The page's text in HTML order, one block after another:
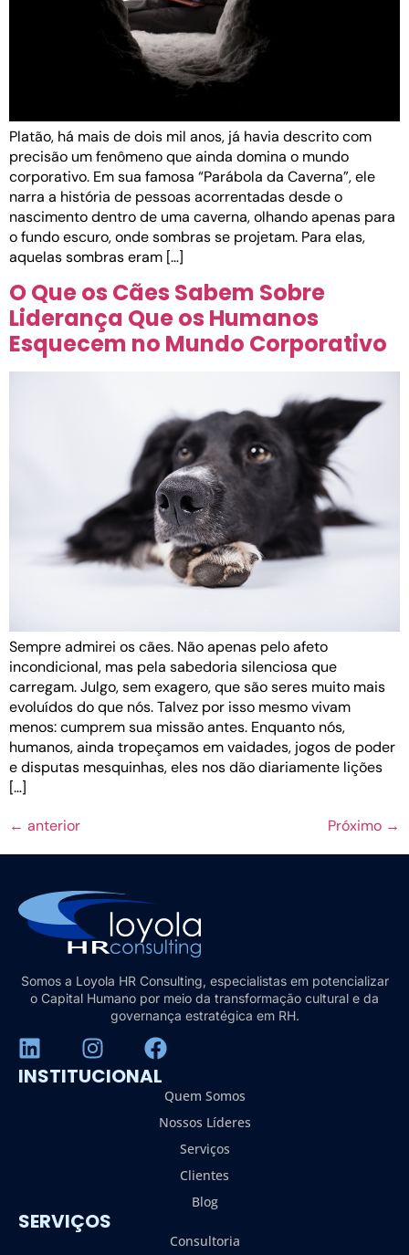
Platão, há mais de dois mil anos, já havia descrito com
precisão um fenômeno que ainda domina o mundo
corporativo. Em sua famosa “Parábola da Caverna”, ele
narra a história de pessoas acorrentadas desde o
nascimento dentro de uma caverna, olhando apenas para
o fundo escuro, onde sombras se projetam. Para elas,
aquelas sombras eram […]
O Que os Cães Sabem Sobre
Liderança Que os Humanos
Esquecem no Mundo Corporativo
Sempre admirei os cães. Não apenas pelo afeto
incondicional, mas pela sabedoria silenciosa que
carregam. Julgo, sem exagero, que são seres muito mais
evoluídos do que nós. Talvez por isso mesmo vivam
menos: cumprem sua missão antes. Enquanto nós,
humanos, ainda tropeçamos em vaidades, jogos de poder
e disputas mesquinhas, eles nos dão diariamente lições
[…]
← anterior Próximo →
Somos a Loyola HR Consulting, especialistas em potencializar
o Capital Humano por meio da transformação cultural e da
governança estratégica em RH.
INSTITUCIONAL
Quem Somos
Nossos Líderes
Serviços
Clientes
Blog
SERVIÇOS
Consultoria